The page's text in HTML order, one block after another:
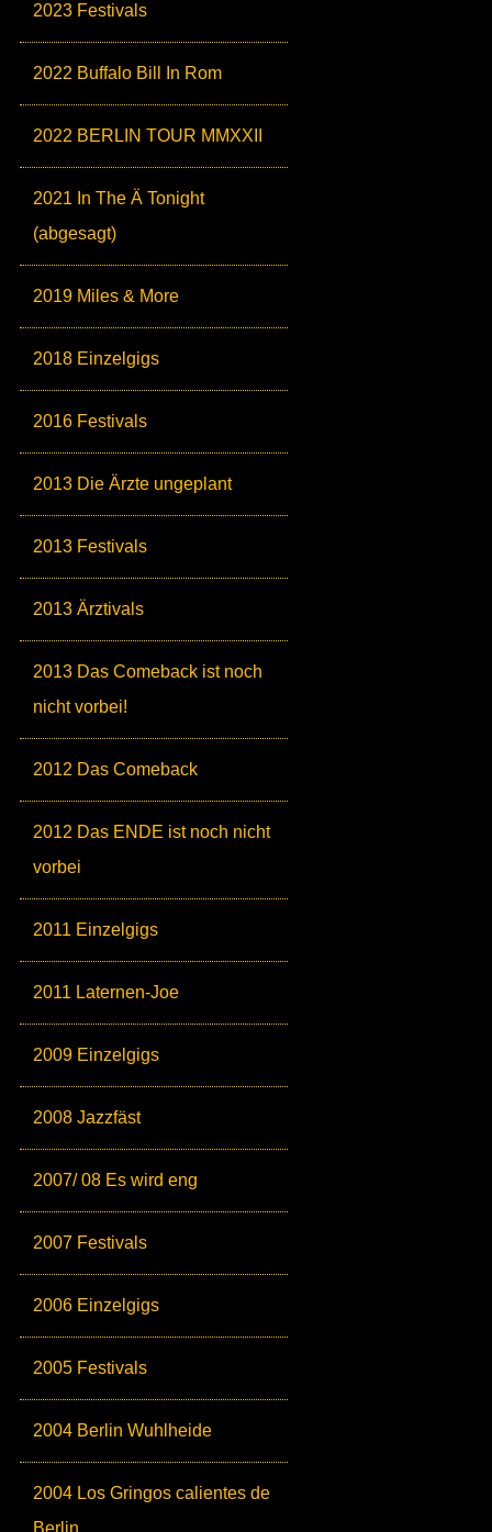
2023 Festivals
2022 Buffalo Bill In Rom
2022 BERLIN TOUR MMXXII
2021 In The Ä Tonight
(abgesagt)
2019 Miles & More
2018 Einzelgigs
2016 Festivals
2013 Die Ärzte ungeplant
2013 Festivals
2013 Ärztivals
2013 Das Comeback ist noch
nicht vorbei!
2012 Das Comeback
2012 Das ENDE ist noch nicht
vorbei
2011 Einzelgigs
2011 Laternen-Joe
2009 Einzelgigs
2008 Jazzfäst
2007/ 08 Es wird eng
2007 Festivals
2006 Einzelgigs
2005 Festivals
2004 Berlin Wuhlheide
2004 Los Gringos calientes de
Berlin